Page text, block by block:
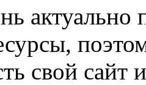
актуально
свой сайт